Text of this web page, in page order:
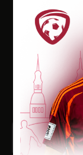
Poreča,
Vārti
-
8 NOV
2022